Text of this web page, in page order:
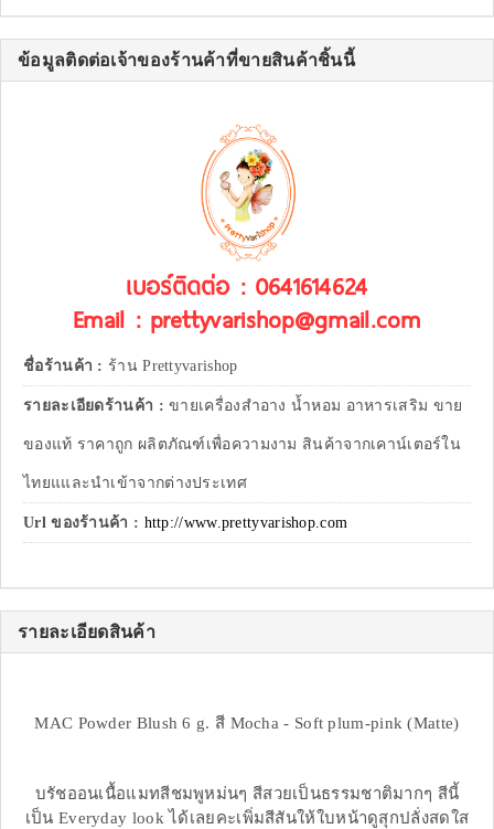
ข้อมูลติดต่อเจ้าของร้านค้าที่ขายสินค้าชิ้นนี้
เบอร์ติดต่อ : 0641614624
Email : prettyvarishop@gmail.com
ชื่อร้านค้า : ร้าน Prettyvarishop
รายละเอียดร้านค้า :ขายเครื่องสำอาง น้ำหอม อาหารเสริม ขาย
ของแท้ ราคาถูก ผลิตภัณฑ์เพื่อความงาม สินค้าจากเคาน์เตอร์ใน
ไทยแและนำเข้าจากต่างประเทศ
Url ของร้านค้า : http://www.prettyvarishop.com
รายละเอียดสินค้า
MAC Powder Blush 6 g. สี Mocha - Soft plum-pink (Matte)
บรัชออนเนื้อแมทสีชมพูหม่นๆ สีสวยเป็นธรรมชาติมากๆ สีนี้
เป็น Everyday look ได้เลยคะเพิ่มสีสันให้ใบหน้าดูสุกปลั่งสดใส